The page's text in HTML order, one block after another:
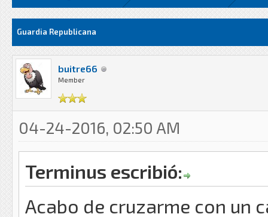
Guardia Republicana
buitre66
Member
04-24-2016, 02:50 AM
Terminus escribió:
Acabo de cruzarme con un